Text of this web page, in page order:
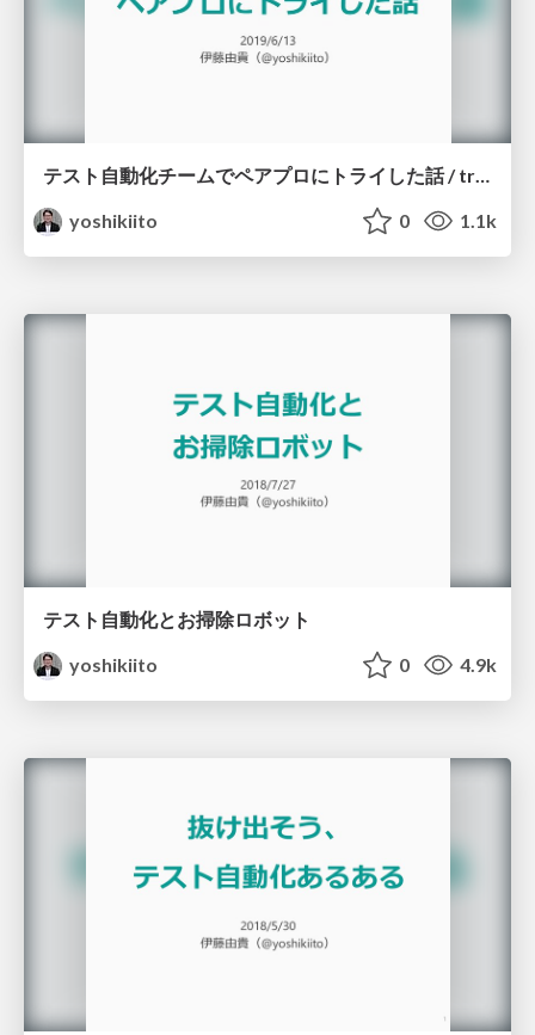
yoshikiito
0 1.1k
テスト自動化とお掃除ロボット
yoshikiito
0 4.9k